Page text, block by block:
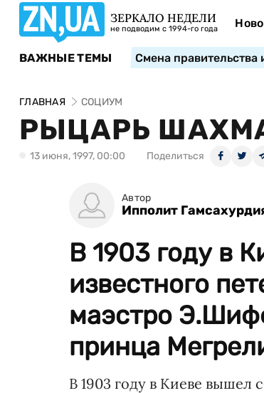
ЗЕРКАЛО НЕДЕЛИ
не подводим с 1994-го года
ВАЖНЫЕ ТЕМЫ Смена правительства
ГЛАВНАЯ СОЦИУМ
РЫЦАРЬ
13 июня, 1997, 00:00 Поделиться
Автор
Ипполит
В 1903 году в
известного
маэстро
принца
В 1903 году в Киеве вышел